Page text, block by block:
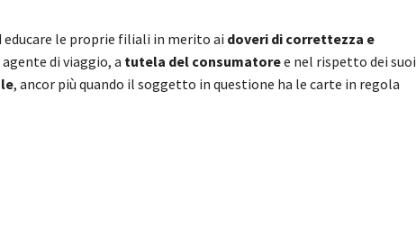
educare le proprie filiali in merito ai doveri di correttezza e
di viaggio, a tutela del consumatoree nel rispetto dei suoi
, ancor più quando il soggetto in questione ha le carte in regola